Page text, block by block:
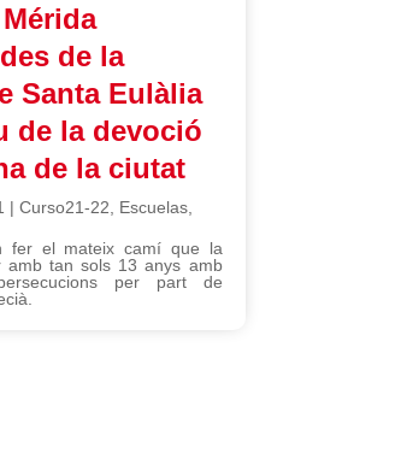
de la
Santa Eulàlia
de la devoció
de la ciutat
| Curso21-22 Escuelas,
fer el mateix camí que la
amb tan sols 13 anys amb
per part de